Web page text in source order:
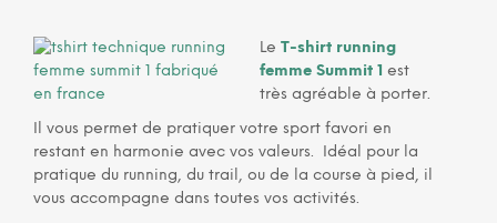
Le T-shirt running
femme Summit 1 est
très agréable à porter.
Il vous permet de pratiquer votre sport favori en
restant en harmonie avec vos valeurs. Idéal pour la
pratique du running, du trail, ou de la course à pied, il
vous accompagne dans toutes vos activités.